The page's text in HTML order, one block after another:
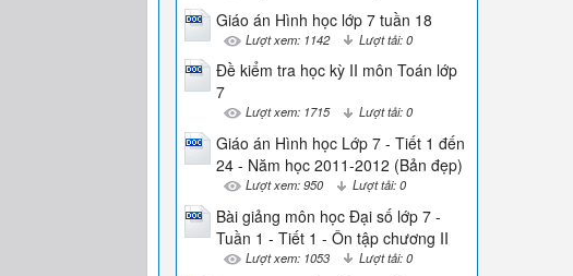
Giáo án Hình học lớp 7 tuần 18
Lượt xem: 1142 Lượt tải: 0
Đề kiểm tra học kỳ II môn Toán lớp
7
Lượt xem: 1715 Lượt tải: 0
Giáo án Hình học Lớp 7 - Tiết 1 đến
24 - Năm học 2011-2012 (Bản đẹp)
Lượt xem: 950 Lượt tải: 0
Bài giảng môn học Đại số lớp 7 -
Tuần 1 - Tiết 1 - Ôn tập chương II
Lượt xem: 1053 Lượt tải: 0